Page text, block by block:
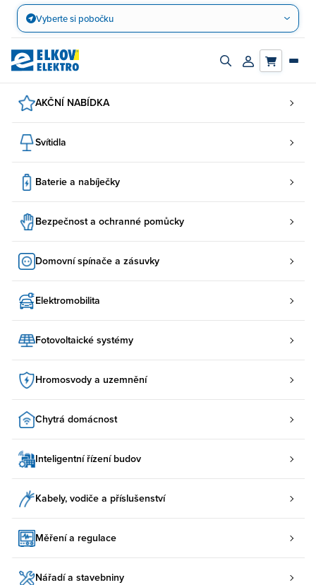
Přejít
obsah
Vyberte si pobočku
Zapnout/vypnout
Přihlásit/
AKČNÍ NABÍDKA
Svítidla
Baterie a nabíječky
Bezpečnost a ochranné pomůcky
Domovní spínače a zásuvky
Elektromobilita
Fotovoltaické systémy
Hromosvody a uzemnění
Chytrá domácnost
Inteligentní řízení budov
Kabely, vodiče a příslušenství
Měření a regulace
Nářadí a stavebniny